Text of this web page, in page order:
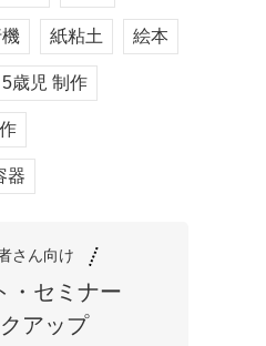
紙粘土 絵本
5歳児 制作
器
さん向け
・セミナー
アップ